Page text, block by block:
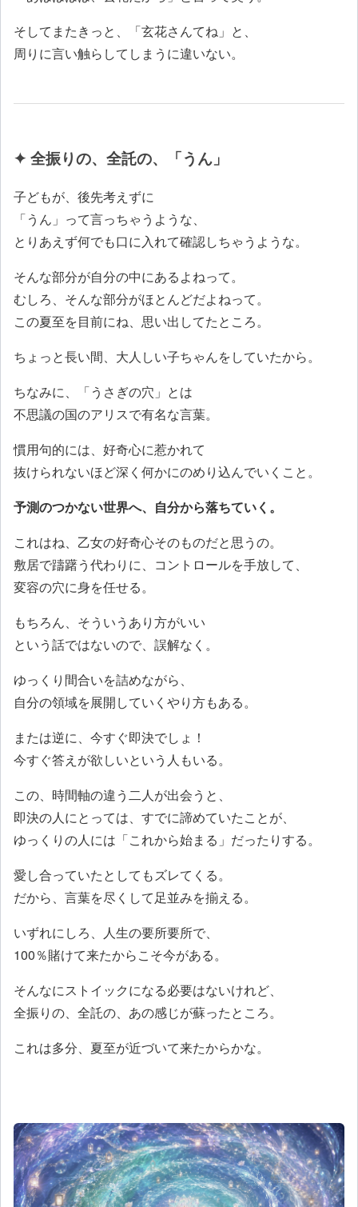
そしてまたきっと、「玄花さんてね」と、
周りに言い触らしてしまうに違いない。
✦ 全振りの、全託の、「うん」
子どもが、後先考えずに
「うん」って言っちゃうような、
とりあえず何でも口に入れて確認しちゃうような。
そんな部分が自分の中にあるよねって。
むしろ、そんな部分がほとんどだよねって。
この夏至を目前にね、思い出してたところ。
ちょっと長い間、大人しい子ちゃんをしていたから。
ちなみに、「うさぎの穴」とは
不思議の国のアリスで有名な言葉。
慣用句的には、好奇心に惹かれて
抜けられないほど深く何かにのめり込んでいくこと。
予測のつかない世界へ、自分から落ちていく。
これはね、乙女の好奇心そのものだと思うの。
敷居で躊躇う代わりに、コントロールを手放して、
変容の穴に身を任せる。
もちろん、そういうあり方がいい
という話ではないので、誤解なく。
ゆっくり間合いを詰めながら、
自分の領域を展開していくやり方もある。
または逆に、今すぐ即決でしょ！
今すぐ答えが欲しいという人もいる。
この、時間軸の違う二人が出会うと、
即決の人にとっては、すでに諦めていたことが、
ゆっくりの人には「これから始まる」だったりする。
愛し合っていたとしてもズレてくる。
だから、言葉を尽くして足並みを揃える。
いずれにしろ、人生の要所要所で、
100％賭けて来たからこそ今がある。
そんなにストイックになる必要はないけれど、
全振りの、全託の、あの感じが蘇ったところ。
これは多分、夏至が近づいて来たからかな。